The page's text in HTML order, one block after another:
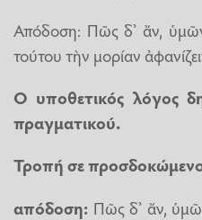
Απόδοση: Πῶς δ’ ἄν,
τούτου τὴν μορίαν
Ο υποθετικός λόγος
πραγματικού.
Τροπή σε
απόδοση: Πῶς δ’ ἄν,